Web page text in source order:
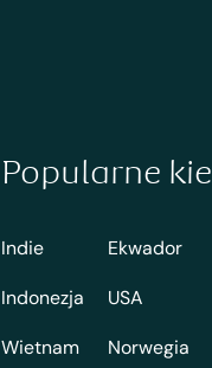
Popularne
Indie
Indonezja
Wietnam
Ekwador
USA
Norwegia